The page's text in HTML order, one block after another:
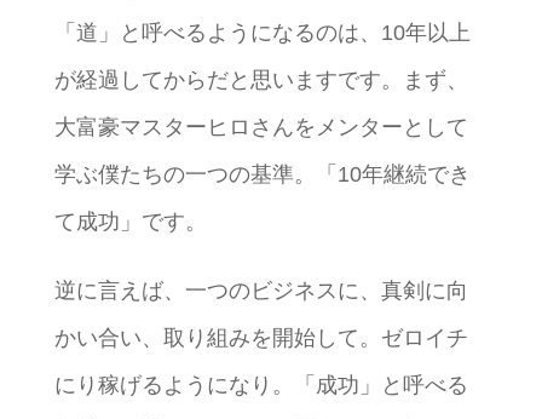
「道」と呼べるようになるのは、10年以上
が経過してからだと思いますです。まず、
大富豪マスターヒロさんをメンターとして
学ぶ僕たちの一つの基準。「10年継続でき
て成功」です。
逆に言えば、一つのビジネスに、真剣に向
かい合い、取り組みを開始して。ゼロイチ
にり稼げるようになり。「成功」と呼べる